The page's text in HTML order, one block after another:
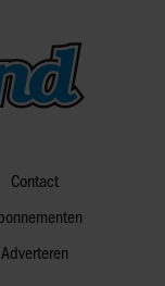
Contact
Adverteren